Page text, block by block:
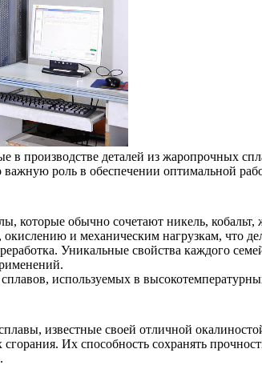
производстве деталей из жаропрочных
важную роль в обеспечении оптимальной
которые обычно сочетают никель,
и механическим нагрузкам, что
Уникальные свойства каждого
используемых в
известные своей отличной
Их способность сохранять